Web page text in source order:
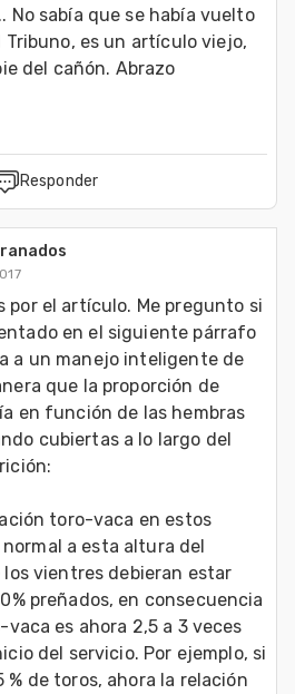
No sabía que se había vuelto
Tribuno, es un artículo viejo,
del cañón. Abrazo
Responder
por el artículo. Me pregunto si
en el siguiente párrafo
a un manejo inteligente de
que la proporción de
en función de las hembras
cubiertas a lo largo del
toro-vaca en estos
a esta altura del
los vientres debieran estar
preñados, en consecuencia
es ahora 2,5 a 3 veces
del servicio. Por ejemplo, si
% de toros, ahora la relación